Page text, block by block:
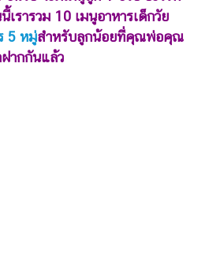
เรารวม 10 เมนูอาหารเด็กวัย
5 หมู่สำหรับลูกน้อยที่คุณพ่อคุณ
ากกันแล้ว